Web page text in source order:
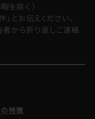
を除く）
とお伝えください。
から折り返しご連絡
の特徴